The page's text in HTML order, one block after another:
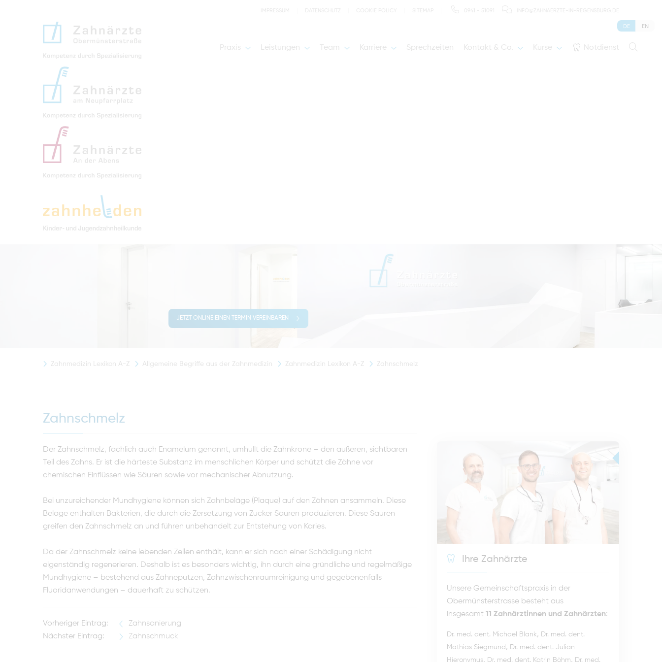
Praxis Leistungen Team Karriere Sprechzeiten Kontakt & Co. Kurse Notdienst
DE EN
JETZT ONLINE EINEN TERMIN VEREINBAREN
Zahnmedizin Lexikon A-Z Allgemeine Begriffe aus der Zahnmedizin Zahnmedizin Lexikon A-Z Zahnschmelz
Zahnschmelz
Der Zahnschmelz, fachlich auch Enamelum genannt, umhüllt die Zahnkrone – den äußeren, sichtbaren
Teil des Zahns. Er ist die härteste Substanz im menschlichen Körper und schützt die Zähne vor
chemischen Einflüssen wie Säuren sowie vor mechanischer Abnutzung.
Bei unzureichender Mundhygiene können sich Zahnbeläge (Plaque) auf den Zähnen ansammeln. Diese
Beläge enthalten Bakterien, die durch die Zersetzung von Zucker Säuren produzieren. Diese Säuren
greifen den Zahnschmelz an und führen unbehandelt zur Entstehung von Karies.
Da der Zahnschmelz keine lebenden Zellen enthält, kann er sich nach einer Schädigung nicht
eigenständig regenerieren. Deshalb ist es besonders wichtig, ihn durch eine gründliche und regelmäßige
Mundhygiene – bestehend aus Zähneputzen, Zahnzwischenraumreinigung und gegebenenfalls
Fluoridanwendungen – dauerhaft zu schützen.
Vorheriger Eintrag:
Zahnsanierung
Nächster Eintrag:
Zahnschmuck
Ihre Zahnärzte
Unsere Gemeinschaftspraxis in der
Obermünsterstrasse besteht aus
insgesamt 11 Zahnärztinnen und Zahnärzten:
Dr. med. dent. Michael Blank, Dr. med. dent.
Mathias Siegmund , Dr. med. dent. Julian
Hieronymus, Dr. med. dent. Katrin Böhm, Dr. med.